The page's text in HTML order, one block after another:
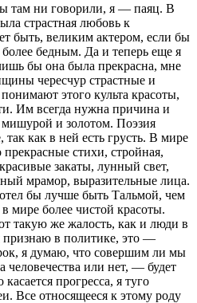
там ни говорили, я — паяц. В
страст­ная любовь к
быть, великим актером, если бы
бедным. Да и теперь еще я
бы она была прекрасна, мне
чересчур страстные и
этого культа красоты,
Им всегда нуж­на причина и
и золотом. Поэзия
как в ней есть грусть. В мире
стихи, стройная,
закаты, лунный свет,
мрамор, выразительные лица.
бы лучше быть Таль­мой, чем
мире бо­лее чистой красоты.
такую же жалость, как и люди в
признаю в политике, это —
я думаю, что совершим ли мы
человечества или нет, — будет
прогрес­са, я туго
Все относя­щееся к этому роду